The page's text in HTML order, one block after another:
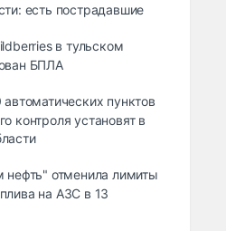
есть пострадавшие
в тульском
БПЛА
автоматических пунктов
контроля установят в
нефть" отменила лимиты
на АЗС в 13